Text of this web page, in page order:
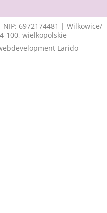
NIP: 6972174481 | Wilkowice/
100, wielkopolskie
Larido